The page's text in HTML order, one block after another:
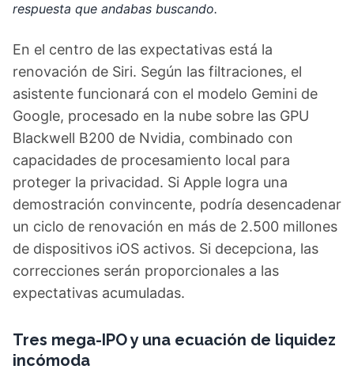
respuesta que andabas buscando.
En el centro de las expectativas está la
renovación de Siri. Según las filtraciones, el
asistente funcionará con el modelo Gemini de
Google, procesado en la nube sobre las GPU
Blackwell B200 de Nvidia, combinado con
capacidades de procesamiento local para
proteger la privacidad. Si Apple logra una
demostración convincente, podría desencadenar
un ciclo de renovación en más de 2.500 millones
de dispositivos iOS activos. Si decepciona, las
correcciones serán proporcionales a las
expectativas acumuladas.
Tres mega-IPO y una ecuación de liquidez
incómoda